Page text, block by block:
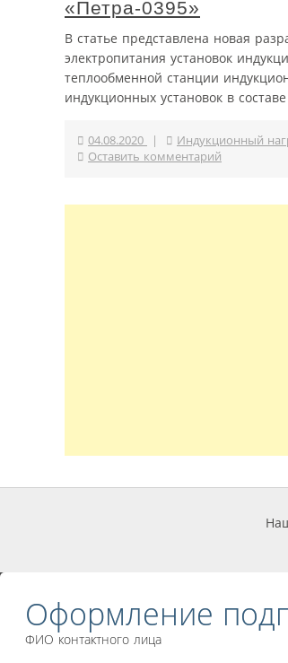
«Петра-0395»
В статье представлена новая
электропитания установок
теплообменной станции
индукционных установок в
04.08.2020 |
Индукционный
Оставить комментарий
Оформление
ФИО контактного лица